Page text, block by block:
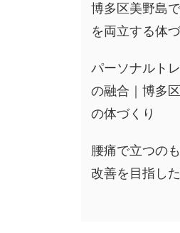
博多区美野島
を両立する体
パーソナルト
の融合｜博多
の体づくり
腰痛で立つの
改善を目指し